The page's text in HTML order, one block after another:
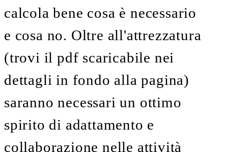
calcola bene cosa è necessario
e cosa no. Oltre all'attrezzatura
(trovi il pdf scaricabile nei
dettagli in fondo alla pagina)
saranno necessari un ottimo
spirito di adattamento e
collaborazione nelle attività